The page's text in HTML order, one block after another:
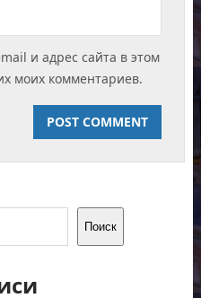
и адрес сайта в этом
моих комментариев.
Поиск